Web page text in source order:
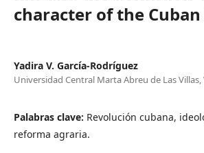
character of the
Yadira V. García-Rodríguez
Universidad Central Marta Abreu de Las Villas,
Palabras clave: Revolución cubana,
reforma agraria.